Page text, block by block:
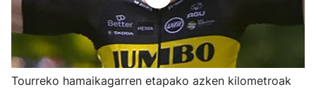
Herri-kirolak
Eskubaloia
Tourreko hamaikagarren etapako azken kilometroak